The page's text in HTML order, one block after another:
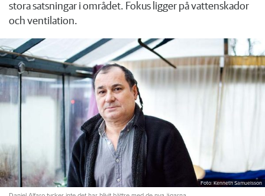
stora satsningar i området. Fokus ligger på vattenskador
och ventilation.
Foto: Kenneth Samuelsson